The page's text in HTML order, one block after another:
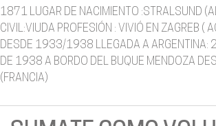
1871 LUGAR DE NACIMIENTO :STRALSUND
CIVIL:VIUDA PROFESIÓN : VIVIÓ EN ZAGREB (
DESDE 1933/1938 LLEGADA A ARGENTINA:
DE 1938 A BORDO DEL BUQUE MENDOZA
(FRANCIA)